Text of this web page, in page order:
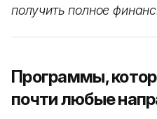
получить полное
Программы,
почти любые